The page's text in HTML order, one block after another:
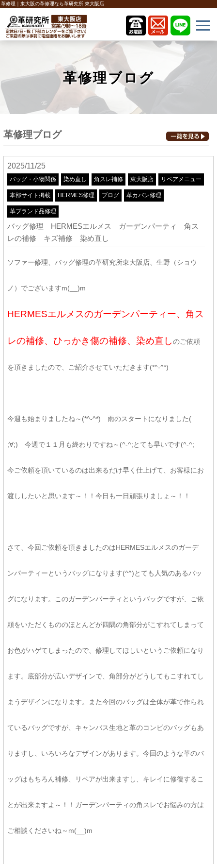
革修理｜東大阪の革修理なら革研究所 東大阪店
革修理ブログ
革修理ブログ
2025/11/25
バッグ・小物関係 染め直し 角スレ補修 東大阪店 リペアメニュー
本部サイト掲載 HERMES修理 ブログ 革カバン修理
革ブランド品修理
バッグ修理 HERMESエルメス ガーデンパーティ 角ス
レの補修 キズ補修 染め直し
ソファー修理、バッグ修理の革研究所東大阪店、生野（ショウ
ノ）でございますm(__)m
HERMESエルメスのガーデンパーティー、角ス
レの補修、ひっかき傷の補修、染め直しのご依頼
を頂きましたので、ご紹介させていただきます(*^-^*)
今週も始まりましたね～(*^-^*) 雨のスタートになりました(
;∀;) 今週で１１月も終わりですね～(^-^;とても早いです(^-^;
今ご依頼を頂いているのは出来るだけ早く仕上げて、お客様にお
渡ししたいと思います～！！今日も一日頑張りましょ～！！
さて、今回ご依頼を頂きましたのはHERMESエルメスのガーデ
ンパーティーというバッグになります(^^)とても人気のあるバッ
グになります。このガーデンパーティというバッグですが、ご依
頼をいただくもののほとんどが四隅の角部分がこすれてしまって
お色がハゲてしまったので、修理してほしいというご依頼になり
ます。底部分が広いデザインで、角部分がどうしてもこすれてし
まうデザインになります。また今回のバッグは全体が革で作られ
ているバッグですが、キャンバス生地と革のコンビのバッグもあ
りますし、いろいろなデザインがあります。今回のような革のバ
ッグはもちろん補修、リペアが出来ますし、キレイに修復するこ
とが出来ますよ～！！ガーデンパーティの角スレでお悩みの方は
ご相談くださいね～m(__)m